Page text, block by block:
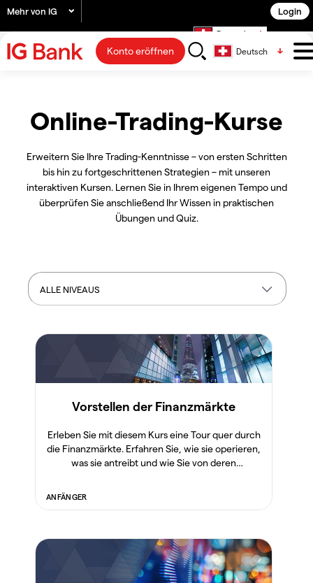
Mehr von IG
Deutsch
Login
Deutsch
Konto eröffnen
Online-Trading-Kurse
Erweitern Sie Ihre Trading-Kenntnisse – von ersten Schritten
bis hin zu fortgeschrittenen Strategien – mit unseren
interaktiven Kursen. Lernen Sie in Ihrem eigenen Tempo und
überprüfen Sie anschließend Ihr Wissen in praktischen
Übungen und Quiz.
ALLE NIVEAUS
Vorstellen der Finanzmärkte
Erleben Sie mit diesem Kurs eine Tour quer durch
die Finanzmärkte. Erfahren Sie, wie sie operieren,
was sie antreibt und wie Sie von deren
ANFÄNGER